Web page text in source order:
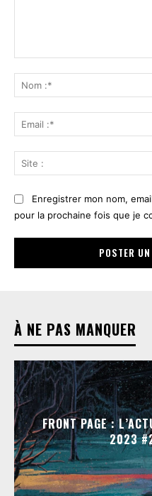
Enregistrer mon nom,
pour la prochaine fois que je
À NE PAS MANQUER
FRONT PAGE :
2023